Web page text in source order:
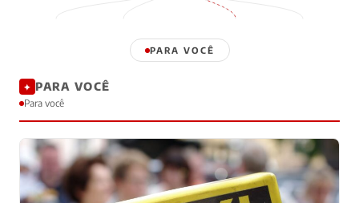
PARA VOCÊ
✦ PARA VOCÊ
Para você